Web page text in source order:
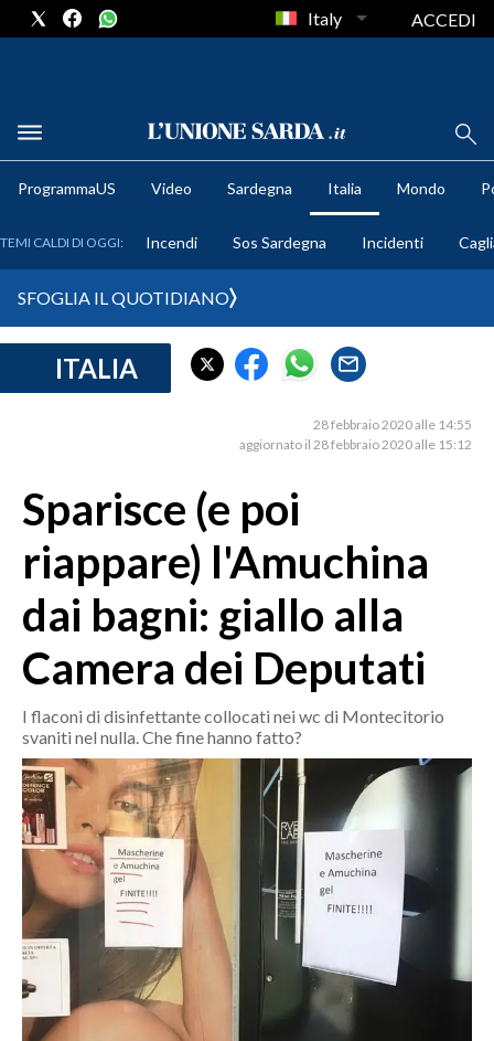
METEO
CRONACA SARDEGNA
MEDIO CAMPIDANO
ORISTANO E PROVINCIA
SASSARI E PROVINCIA
GALLURA
NUORO E PROVINCIA
OGLIASTRA
CRONACA
ITALIA
MONDO
POLITICA
ECONOMIA
SERVIZI ALLE IMPRESE
LAVORO
Italy ACCEDI
ProgrammaUS Video Sardegna Italia Mondo
TEMI CALDI DI OGGI: Incendi Sos Sardegna Incidenti
SFOGLIA IL QUOTIDIANO
ITALIA
28 febbraio 2020 alle 14:55
aggiornato il 28 febbraio 2020 alle 15:12
Sparisce (e poi
riappare) l'Amuchina
dai bagni: giallo alla
Camera dei Deputati
I flaconi di disinfettante collocati nei wc di Montecitorio
svaniti nel nulla. Che fine hanno fatto?